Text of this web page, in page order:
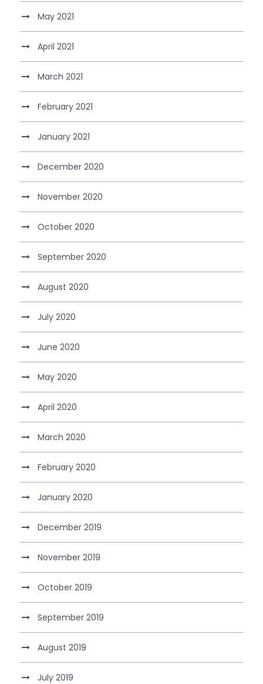
May 2021
April 2021
March 2021
February 2021
January 2021
December 2020
November 2020
October 2020
September 2020
August 2020
July 2020
June 2020
May 2020
April 2020
March 2020
February 2020
January 2020
December 2019
November 2019
October 2019
September 2019
August 2019
July 2019